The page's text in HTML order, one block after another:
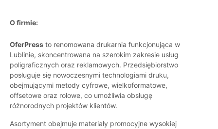
O firmie:
OferPress to renomowana drukarnia funkcjonująca w
Lublinie, skoncentrowana na szerokim zakresie usług
poligraficznych oraz reklamowych. Przedsiębiorstwo
posługuje się nowoczesnymi technologiami druku,
obejmującymi metody cyfrowe, wielkoformatowe,
offsetowe oraz rolowe, co umożliwia obsługę
różnorodnych projektów klientów.
Asortyment obejmuje materiały promocyjne wysokiej